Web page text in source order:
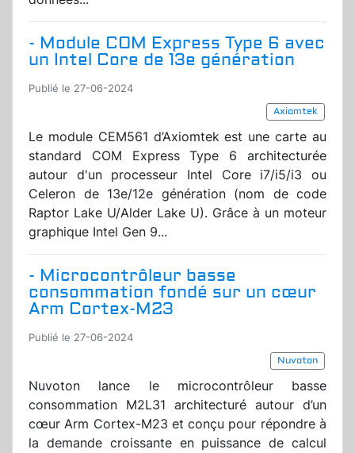
- Module COM Express Type 6 avec
un Intel Core de 13e génération
Publié le 27-06-2024
Axiomtek
Le module CEM561 d’Axiomtek est une carte au
standard COM Express Type 6 architecturée
autour d'un processeur Intel Core i7/i5/i3 ou
Celeron de 13e/12e génération (nom de code
Raptor Lake U/Alder Lake U). Grâce à un moteur
graphique Intel Gen 9...
- Microcontrôleur basse
consommation fondé sur un cœur
Arm Cortex-M23
Publié le 27-06-2024
Nuvoton
Nuvoton lance le microcontrôleur basse
consommation M2L31 architecturé autour d’un
cœur Arm Cortex-M23 et conçu pour répondre à
la demande croissante en puissance de calcul